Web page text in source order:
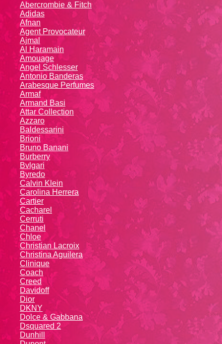
Abercrombie & Fitch
Adidas
Afnan
Agent Provocateur
Ajmal
Al Haramain
Amouage
Angel Schlesser
Antonio Banderas
Arabesque Perfumes
Armaf
Armand Basi
Attar Collection
Azzaro
Baldessarini
Brioni
Bruno Banani
Burberry
Bvlgari
Byredo
Calvin Klein
Carolina Herrera
Cartier
Caсhаrеl
Cerruti
Chanel
Chloe
Christian Lacroix
Christina Aguilera
Cliniquе
Coach
Creed
Davidoff
Dior
DKNY
Dolce & Gabbana
Dsquared 2
Dunhill